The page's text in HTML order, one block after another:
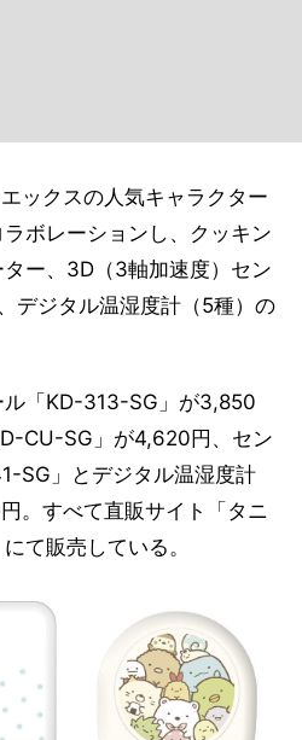
ックスの人気キャラクター
ラボレーションし、クッキン
ー、3D（3軸加速度）セン
デジタル温湿度計（5種）の
ル「KD-313-SG」が3,850
CU-SG」が4,620円、セン
SG」とデジタル温湿度計
。すべて直販サイト「タニ
て販売している。